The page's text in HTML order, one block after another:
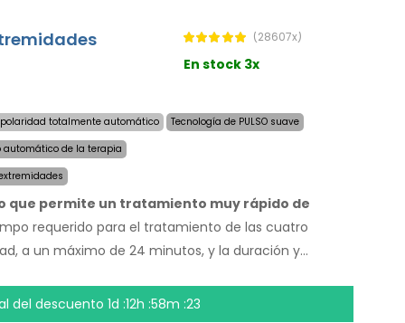
(28607x)
En stock 3x
totalmente automático
Tecnología de PULSO suave
automático de la terapia
que permite un tratamiento muy rápido de
requerido para el tratamiento de las cuatro
a un máximo de 24 minutos, y la duración y
Con el sistema automático no depende de
pies y axilas secos hoy. El precio del producto ya
del descuento 1d :12h :58m :23